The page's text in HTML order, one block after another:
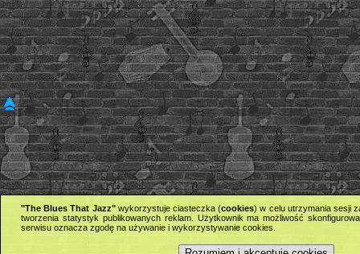
"The Blues That Jazz"wykorzystuje ciasteczka (cookies) w celu utrzymania sesji
tworzenia statystyk publikowanych reklam. Użytkownik ma możliwość
serwisu oznacza zgodę na używanie i wykorzystywanie cookies.